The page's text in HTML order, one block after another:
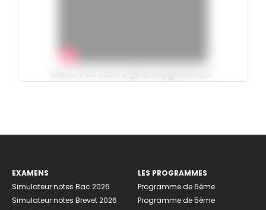
EXAMENS
Simulateur notes Bac 2026
Simulateur notes Brevet 2026
LES PROGRAMMES
Programme de 6ème
Programme de 5ème